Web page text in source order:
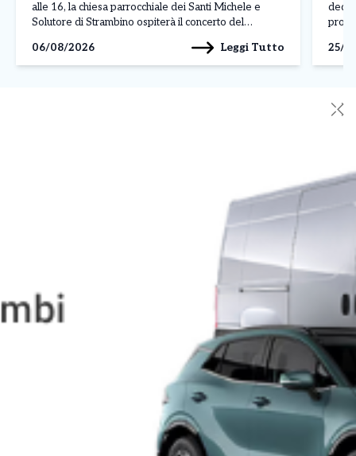
alle 16, la chiesa parrocchiale dei Santi Michele e
Solutore di Strambino ospiterà il concerto del
della Cattedrale di Notre-Dame di Parigi e
protagonista delle più prestigiose […]
06/08/2026 Leggi Tutto
con
25/
✕